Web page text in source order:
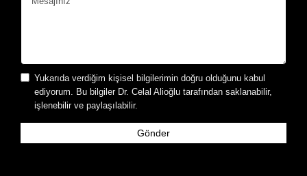
Yukarıda verdiğim kişisel bilgilerimin doğru olduğunu kabul
ediyorum. Bu bilgiler Dr. Celal Alioğlu tarafından saklanabilir,
işlenebilir ve paylaşılabilir.